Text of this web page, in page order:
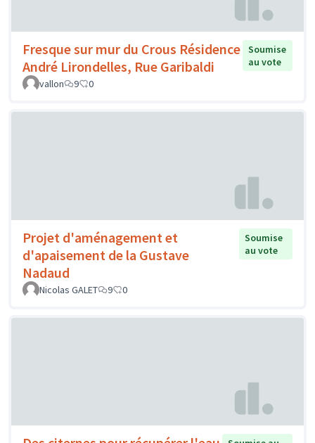
Fresque sur mur du Crous Résidence
André Lirondelles, Rue Garibaldi
Soumise
au vote
vallon
9 0
Projet d'aménagement et
d'apaisement de la Gustave
Nadaud
Soumise
au vote
Nicolas GALET 9 0